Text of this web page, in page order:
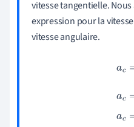
vitesse tangentielle.
expression pour la
vitesse angulaire.
2r,